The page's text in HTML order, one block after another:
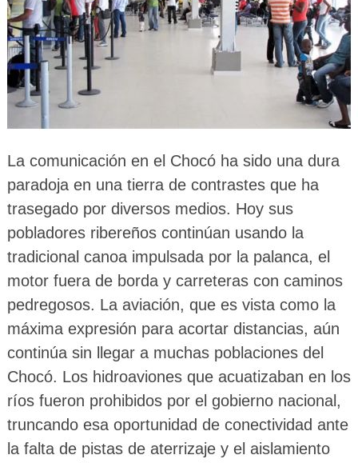
La comunicación en el Chocó ha sido una dura
paradoja en una tierra de contrastes que ha
trasegado por diversos medios. Hoy sus
pobladores ribereños continúan usando la
tradicional canoa impulsada por la palanca, el
motor fuera de borda y carreteras con caminos
pedregosos. La aviación, que es vista como la
máxima expresión para acortar distancias, aún
continúa sin llegar a muchas poblaciones del
Chocó. Los hidroaviones que acuatizaban en los
ríos fueron prohibidos por el gobierno nacional,
truncando esa oportunidad de conectividad ante
la falta de pistas de aterrizaje y el aislamiento